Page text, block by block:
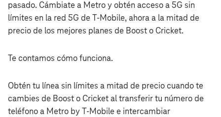
pasado. Cámbiate a Metro y obtén acceso a 5G sin
límites en la red 5G de T‑Mobile, ahora a la mitad de
precio de los mejores planes de Boost o Cricket.
Te contamos cómo funciona.
Obtén tu línea sin límites a mitad de precio cuando te
cambies de Boost o Cricket al transferir tu número de
teléfono a Metro by T‑Mobile e intercambiar